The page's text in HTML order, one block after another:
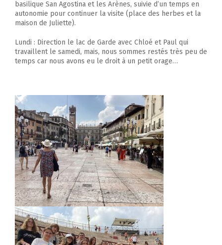
basilique San Agostina et les Arènes, suivie d’un temps en
autonomie pour continuer la visite (place des herbes et la
maison de Juliette).
Lundi : Direction le lac de Garde avec Chloé et Paul qui
travaillent le samedi, mais, nous sommes restés très peu de
temps car nous avons eu le droit à un petit orage…